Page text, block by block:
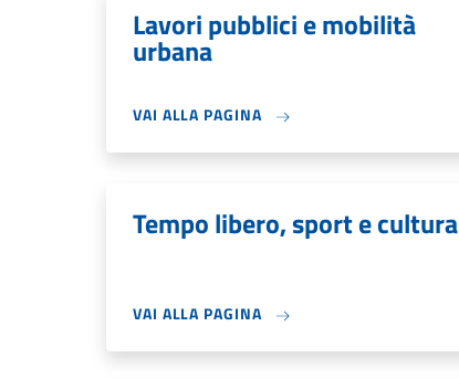
Lavori pubblici e mobilità
urbana
VAI ALLA PAGINA
Tempo libero, sport e cultura
VAI ALLA PAGINA